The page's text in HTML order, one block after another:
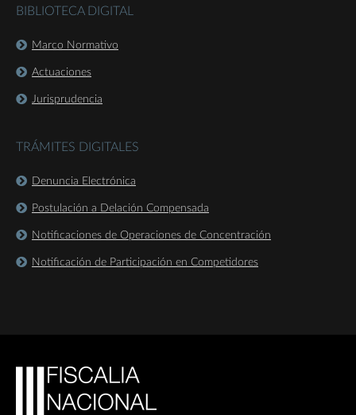
BIBLIOTECA DIGITAL
Marco Normativo
Actuaciones
Jurisprudencia
TRÁMITES DIGITALES
Denuncia Electrónica
Postulación a Delación Compensada
Notificaciones de Operaciones de Concentración
Notificación de Participación en Competidores